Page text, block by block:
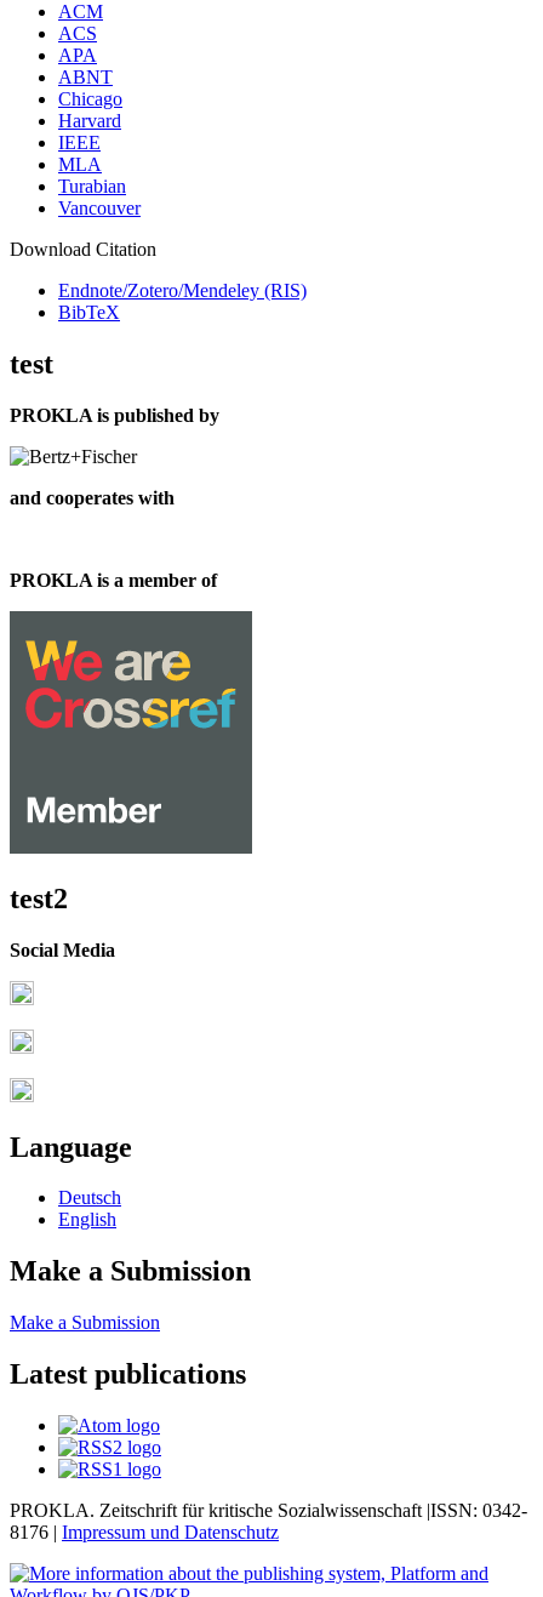
ACM
ACS
APA
ABNT
Chicago
Harvard
IEEE
MLA
Turabian
Vancouver
Download Citation
Endnote/Zotero/Mendeley (RIS)
BibTeX
test
PROKLA is published by
and cooperates with
PROKLA is a member of
test2
Social Media
Language
Deutsch
English
Make a Submission
Make a Submission
Latest publications
PROKLA. Zeitschrift für kritische Sozialwissenschaft |ISSN: 0342-
8176 | Impressum und Datenschutz